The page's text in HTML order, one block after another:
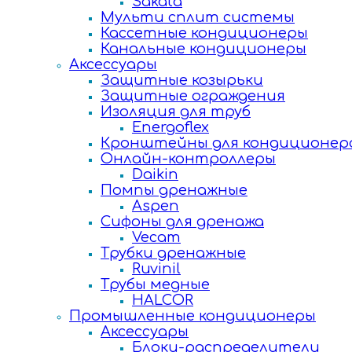
Мульти сплит системы
Кассетные кондиционеры
Канальные кондиционеры
Аксессуары
Защитные козырьки
Защитные ограждения
Изоляция для труб
Energoflex
Кронштейны для
Онлайн-контроллеры
Daikin
Помпы дренажные
Aspen
Сифоны для дренажа
Vecam
Трубки дренажные
Ruvinil
Трубы медные
HALCOR
Промышленные кондиционеры
Аксессуары
Блоки-распределители